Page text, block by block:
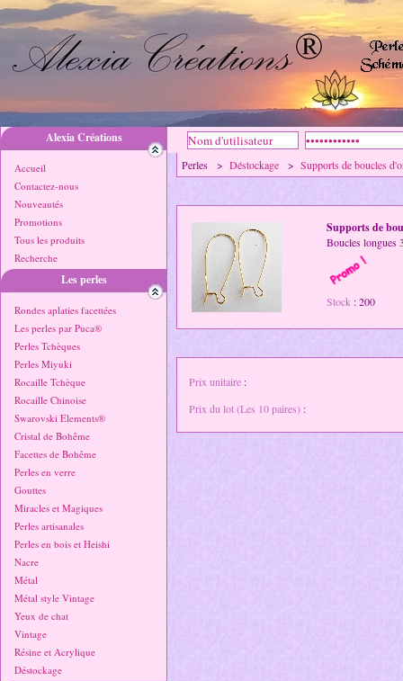
Alexia Créations
Accueil
Contactez-nous
Nouveautés
Promotions
Tous les produits
Recherche
Les perles
Rondes aplaties facettées
Les perles par Puca®
Perles Tchèques
Perles Miyuki
Rocaille Tchèque
Rocaille Chinoise
Swarovski Elements®
Cristal de Bohême
Facettes de Bohême
Perles en verre
Gouttes
Miracles et Magiques
Perles artisanales
Perles en bois et Heishi
Nacre
Métal
Métal style Vintage
Yeux de chat
Vintage
Résine et Acrylique
Déstockage
Perles > Déstockage > Supports de boucles
Supports de
Boucles longues
Stock : 200
Prix unitaire :
Prix du lot (Les 10 paires) :